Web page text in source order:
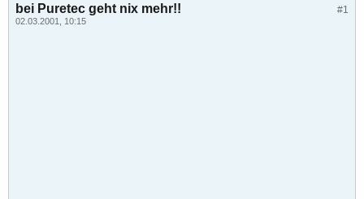
#1
bei Puretec geht nix mehr!!
02.03.2001, 10:15